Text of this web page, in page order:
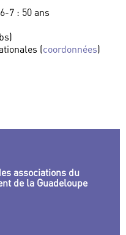
7 : 50 ans
(coordonnées)
associations du
de la Guadeloupe